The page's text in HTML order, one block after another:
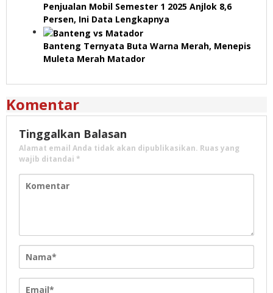
Penjualan Mobil Semester 1 2025 Anjlok 8,6
Persen, Ini Data Lengkapnya
Banteng Ternyata Buta Warna Merah, Menepis
Muleta Merah Matador
Komentar
Tinggalkan Balasan
Alamat email Anda tidak akan dipublikasikan. Ruas yang
wajib ditandai *